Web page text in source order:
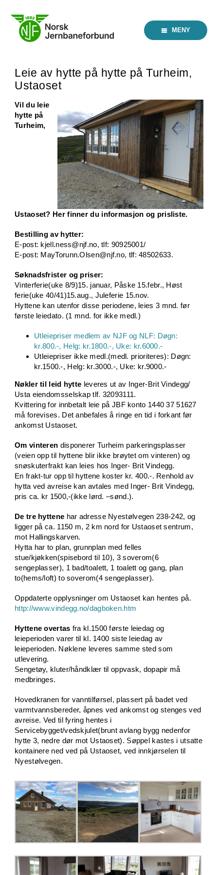
content
MENY
Leie av hytte på hytte på Turheim,
Ustaoset
Vil du leie
hytte på
Turheim,
Ustaoset? Her finner du informasjon og prisliste.
Bestilling av hytter:
E-post: kjell.ness@njf.no, tlf: 90925001/
E-post: MayTorunn.Olsen@njf.no, tlf: 48502633.
Søknadsfrister og priser:
Vinterferie(uke 8/9)15. januar, Påske 15.febr., Høst
ferie(uke 40/41)15.aug., Juleferie 15.nov.
Hyttene kan utenfor disse periodene, leies 3 mnd. før
første leiedato. (1 mnd. for ikke medl.)
Utleiepriser medlem av NJF og NLF: Døgn:
kr.800.-, Helg: kr.1800.-, Uke: kr.6000.-
Utleiepriser ikke medl.(medl. prioriteres): Døgn:
kr.1500.-, Helg: kr.3000.-, Uke: kr.9000.-
Nøkler til leid hytte leveres ut av Inger-Brit Vindegg/
Usta eiendomsselskap tlf. 32093111.
Kvittering for innbetalt leie på JBF konto 1440 37 51627
må forevises. Det anbefales å ringe en tid i forkant før
ankomst Ustaoset.
Om vinteren disponerer Turheim parkeringsplasser
(veien opp til hyttene blir ikke brøytet om vinteren) og
snøskuterfrakt kan leies hos Inger- Brit Vindegg.
En frakt-tur opp til hyttene koster kr. 400.-. Renhold av
hytta ved avreise kan avtales med Inger- Brit Vindegg,
pris ca. kr 1500,-(ikke lørd. –sønd.).
De tre hyttene har adresse Nyestølvegen 238-242, og
ligger på ca. 1150 m, 2 km nord for Ustaoset sentrum,
mot Hallingskarven.
Hytta har to plan, grunnplan med felles
stue/kjøkken(spisebord til 10), 3 soverom(6
sengeplasser), 1 bad/toalett, 1 toalett og gang, plan
to(hems/loft) to soverom(4 sengeplasser).
Oppdaterte opplysninger om Ustaoset kan hentes på.
http://www.vindegg.no/dagboken.htm
Hyttene overtas fra kl.1500 første leiedag og
leieperioden varer til kl. 1400 siste leiedag av
leieperioden. Nøklene leveres samme sted som
utlevering.
Sengetøy, kluter/håndklær til oppvask, dopapir må
medbringes.
Hovedkranen for vanntilførsel, plassert på badet ved
varmtvannsbereder, åpnes ved ankomst og stenges ved
avreise. Ved til fyring hentes i
Servicebygget/vedskjulet(brunt avlang bygg nedenfor
hytte 3, nedre dør mot Ustaoset). Søppel kastes i utsatte
kontainere ned ved på Ustaoset, ved innkjørselen til
Nyestølvegen.